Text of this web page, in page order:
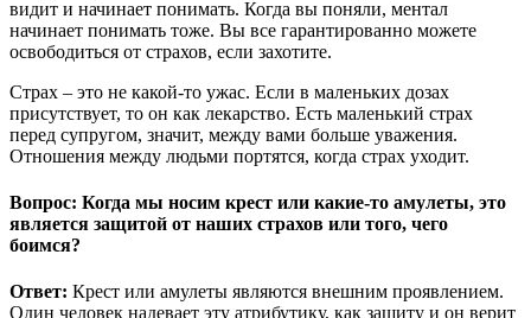
видит и начинает понимать. Когда вы поняли, ментал
начинает понимать тоже. Вы все гарантированно можете
освободиться от страхов, если захотите.
Страх – это не какой-то ужас. Если в маленьких дозах
присутствует, то он как лекарство. Есть маленький страх
перед супругом, значит, между вами больше уважения.
Отношения между людьми портятся, когда страх уходит.
Вопрос: Когда мы носим крест или какие-то амулеты, это
является защитой от наших страхов или того, чего
боимся?
Ответ: Крест или амулеты являются внешним проявлением.
Один человек надевает эту атрибутику, как защиту и он верит